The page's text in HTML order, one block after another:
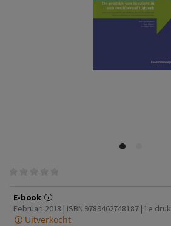
E-book
Februari 2018 | ISBN 9789462748187 | 1e druk
Uitverkocht